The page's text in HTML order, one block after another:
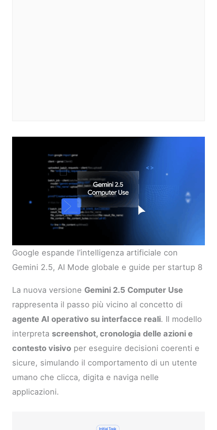
Google espande l’intelligenza artificiale con
Gemini 2.5, AI Mode globale e guide per startup 8
La nuova versione Gemini 2.5 Computer Use
rappresenta il passo più vicino al concetto di
agente AI operativo su interfacce reali. Il modello
interpreta screenshot, cronologia delle azioni e
contesto visivo per eseguire decisioni coerenti e
sicure, simulando il comportamento di un utente
umano che clicca, digita e naviga nelle
applicazioni.